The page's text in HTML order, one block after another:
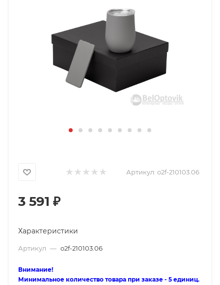
Артикул: o2f-210103.06
3 591 ₽
Характеристики
Артикул — o2f-210103.06
Внимание!
Минимальное количество товара при заказе - 5 единиц.